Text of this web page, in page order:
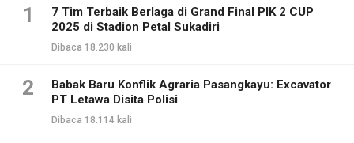
1
7 Tim Terbaik Berlaga di Grand Final PIK 2 CUP
2025 di Stadion Petal Sukadiri
Dibaca 18.230 kali
2
Babak Baru Konflik Agraria Pasangkayu: Excavator
PT Letawa Disita Polisi
Dibaca 18.114 kali